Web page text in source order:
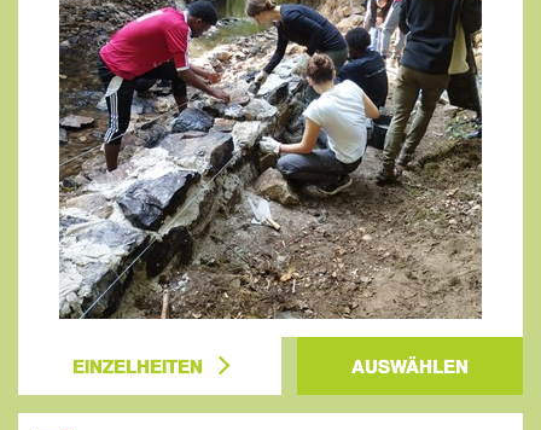
EINZELHEITEN AUSWÄHLEN